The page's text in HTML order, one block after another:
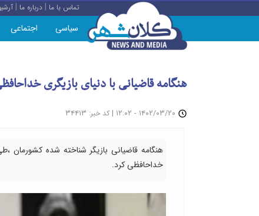
تماس با ما |درباره ما |
سیاسی اجتماعی
هنگامه قاضیانی با دنیای بازیگری
| کد خبر: ۳۴۴۱۳
هنگامه قاضیانی بازیگر شناخته شده کشورمان
خداحافظی کرد.